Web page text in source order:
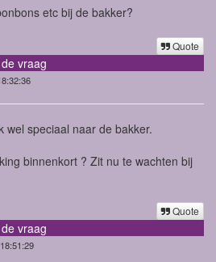
etc bij de bakker?
Quote
vraag
wel speciaal naar de bakker.
binnenkort ? Zit nu te wachten bij
Quote
vraag